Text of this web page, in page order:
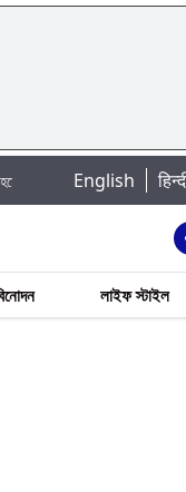
আবান আহমেদ|Total
English
লাইফ স্টাইল